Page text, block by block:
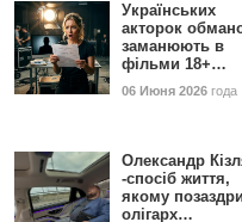
Українських
акторок
заманюють в
фільми 18+…
06 Июня 2026 года
Олександр
-спосіб життя,
якому
олігарх…